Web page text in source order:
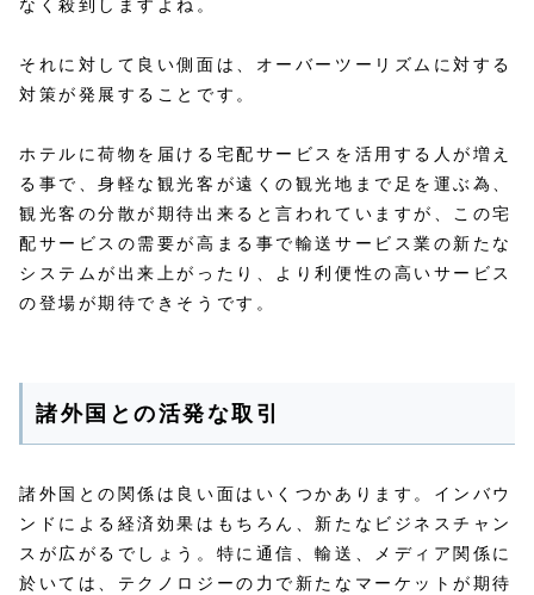
なく殺到しますよね。
それに対して良い側面は、オーバーツーリズムに対する
対策が発展することです。
ホテルに荷物を届ける宅配サービスを活用する人が増え
る事で、身軽な観光客が遠くの観光地まで足を運ぶ為、
観光客の分散が期待出来ると言われていますが、この宅
配サービスの需要が高まる事で輸送サービス業の新たな
システムが出来上がったり、より利便性の高いサービス
の登場が期待できそうです。
諸外国との活発な取引
諸外国との関係は良い面はいくつかあります。インバウ
ンドによる経済効果はもちろん、新たなビジネスチャン
スが広がるでしょう。特に通信、輸送、メディア関係に
於いては、テクノロジーの力で新たなマーケットが期待